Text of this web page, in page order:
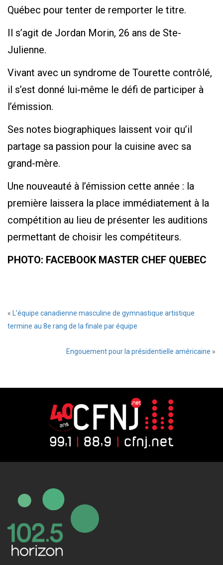
Québec pour tenter de remporter le titre.
Il s’agit de Jordan Morin, 26 ans de Ste-
Julienne.
Vivant avec un syndrome de Tourette contrôlé,
il s’est donné lui-même le défi de participer à
l’émission.
Ses notes biographiques laissent voir qu’il
partage sa passion pour la cuisine avec sa
grand-mère.
Une nouveauté à l’émission cette année : la
première laissera la place immédiatement à la
compétition au lieu de présenter les auditions
permettant de choisir les compétiteurs.
PHOTO: FACEBOOK MASTER CHEF QUEBEC
«
L’équipe canadienne masculine de gymnastique artistique
termine au 8e rang de la finale par équipe
Engouement pour la présidentielle américaine »